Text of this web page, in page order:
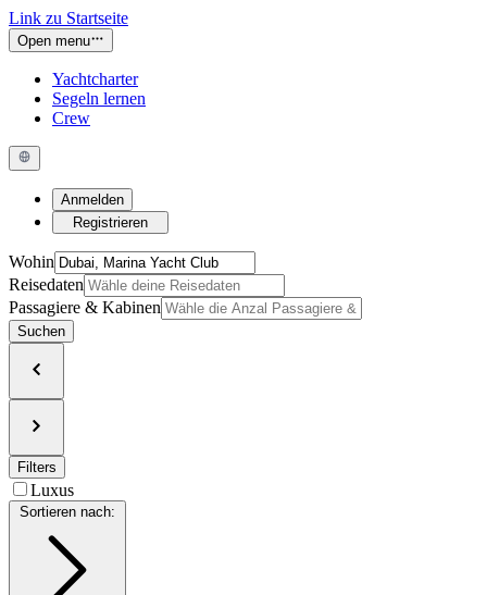
Link zu Startseite
Open menu
Yachtcharter
Segeln lernen
Crew
Anmelden
Registrieren
Wohin
Reisedaten
Passagiere & Kabinen
Suchen
Filters
Luxus
Sortieren nach